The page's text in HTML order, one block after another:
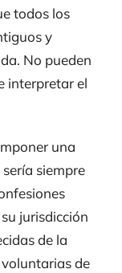
todos los
y
No pueden
interpretar el
una
siempre
jurisdicción
de la
de